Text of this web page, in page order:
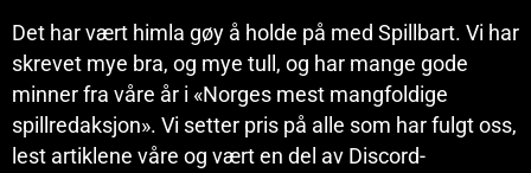
Det har vært himla gøy å holde på med Spillbart. Vi har
skrevet mye bra, og mye tull, og har mange gode
minner fra våre år i «Norges mest mangfoldige
spillredaksjon». Vi setter pris på alle som har fulgt oss,
lest artiklene våre og vært en del av Discord-